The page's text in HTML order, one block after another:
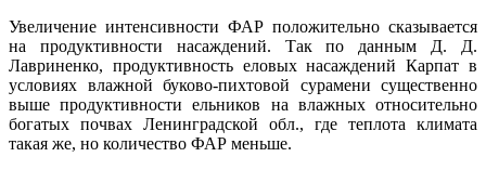
Увеличение интенсивности ФАР положительно сказывается
на продуктивности насаждений. Так по данным Д. Д.
Лавриненко, продуктивность еловых насаждений Карпат в
условиях влажной буково-пихтовой сурамени существенно
выше продуктивности ельников на влажных относительно
богатых почвах Ленинградской обл., где теплота климата
такая же, но количество ФАР меньше.